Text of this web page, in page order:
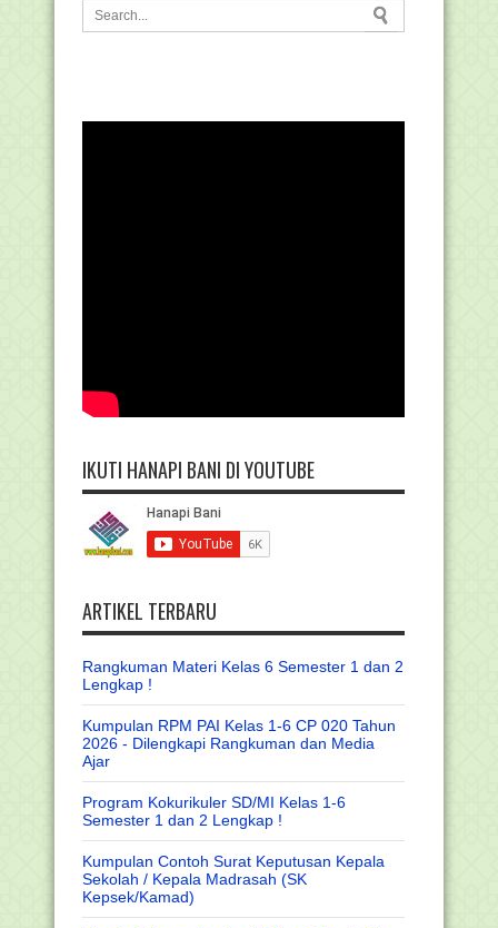
IKUTI HANAPI BANI DI YOUTUBE
ARTIKEL TERBARU
Rangkuman Materi Kelas 6 Semester 1 dan 2
Lengkap !
Kumpulan RPM PAI Kelas 1-6 CP 020 Tahun
2026 - Dilengkapi Rangkuman dan Media
Ajar
Program Kokurikuler SD/MI Kelas 1-6
Semester 1 dan 2 Lengkap !
Kumpulan Contoh Surat Keputusan Kepala
Sekolah / Kepala Madrasah (SK
Kepsek/Kamad)